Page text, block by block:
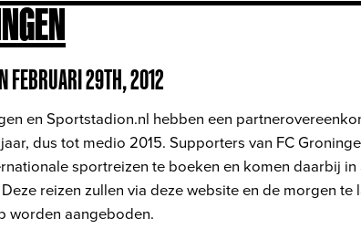
FEBRUARI 29TH, 2012
en Sportstadion.nl hebben een
dus tot medio 2015. Supporters van FC
sportreizen te boeken en komen daarbij
reizen zullen via deze website en de morgen
worden aangeboden.